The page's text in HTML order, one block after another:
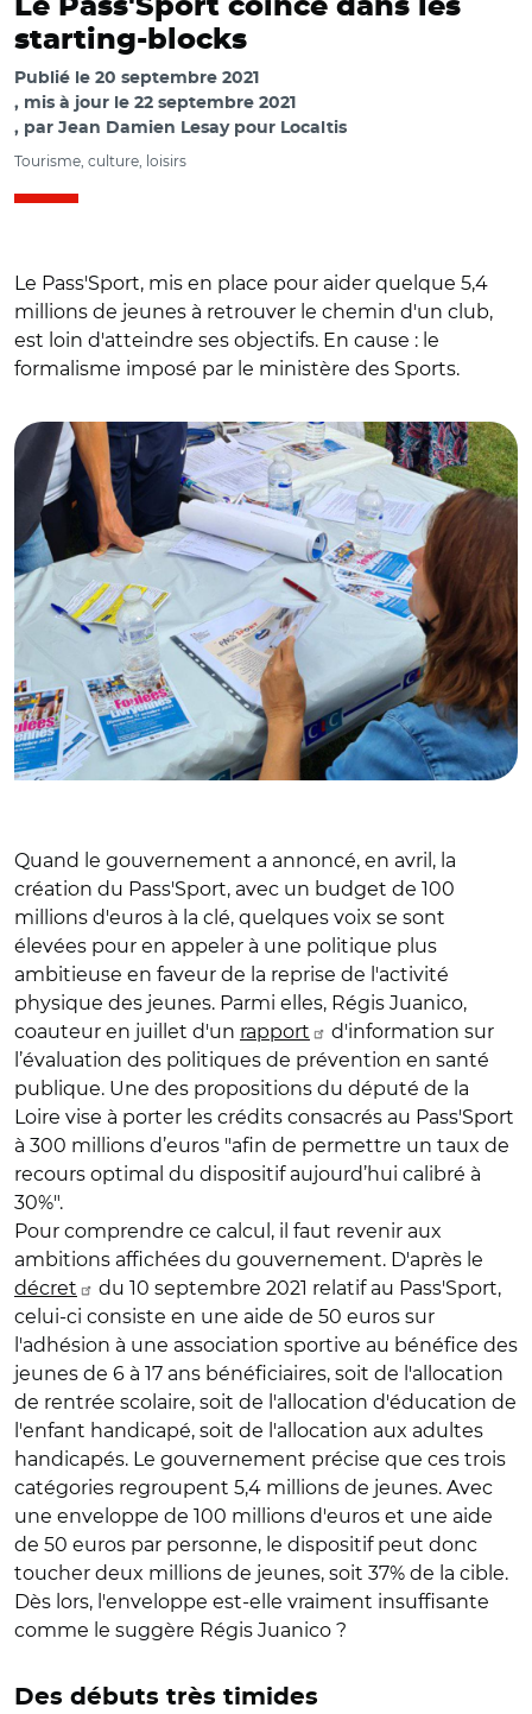
Le Pass'Sport coincé dans les
starting-blocks
Publié le 20 septembre 2021
mis à jour le 22 septembre 2021
par Jean Damien Lesay pour Localtis
Tourisme, culture, loisirs
Le Pass'Sport, mis en place pour aider quelque 5,4
millions de jeunes à retrouver le chemin d'un club,
est loin d'atteindre ses objectifs. En cause : le
formalisme imposé par le ministère des Sports.
Quand le gouvernement a annoncé, en avril, la
création du Pass'Sport, avec un budget de 100
millions d'euros à la clé, quelques voix se sont
élevées pour en appeler à une politique plus
ambitieuse en faveur de la reprise de l'activité
physique des jeunes. Parmi elles, Régis Juanico,
coauteur en juillet d'un rapport
d'information sur
l’évaluation des politiques de prévention en santé
publique. Une des propositions du député de la
Loire vise à porter les crédits consacrés au Pass'Sport
à 300 millions d’euros "afin de permettre un taux de
recours optimal du dispositif aujourd’hui calibré à
30%".
Pour comprendre ce calcul, il faut revenir aux
ambitions affichées du gouvernement. D'après le
décret
du 10 septembre 2021 relatif au Pass'Sport,
celui-ci consiste en une aide de 50 euros sur
l'adhésion à une association sportive au bénéfice des
jeunes de 6 à 17 ans bénéficiaires, soit de l'allocation
de rentrée scolaire, soit de l'allocation d'éducation de
l'enfant handicapé, soit de l'allocation aux adultes
handicapés. Le gouvernement précise que ces trois
catégories regroupent 5,4 millions de jeunes. Avec
une enveloppe de 100 millions d'euros et une aide
de 50 euros par personne, le dispositif peut donc
toucher deux millions de jeunes, soit 37% de la cible.
Dès lors, l'enveloppe est-elle vraiment insuffisante
comme le suggère Régis Juanico ?
Des débuts très timides